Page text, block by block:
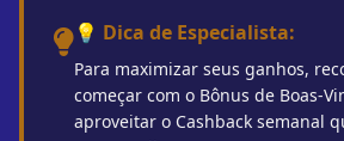
💡 Dica de Especialista:
Para maximizar seus ganhos,
começar com o Bônus de Boas-
aproveitar o Cashback semanal